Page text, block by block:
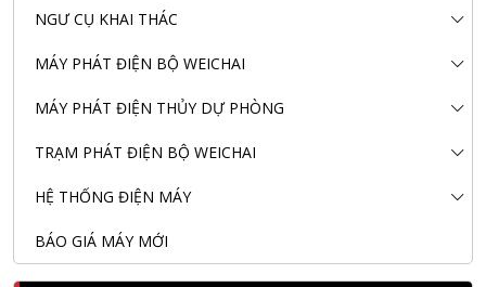
NGƯ CỤ KHAI THÁC
MÁY PHÁT ĐIỆN BỘ WEICHAI
MÁY PHÁT ĐIỆN THỦY DỰ PHÒNG
TRẠM PHÁT ĐIỆN BỘ WEICHAI
HỆ THỐNG ĐIỆN MÁY
BÁO GIÁ MÁY MỚI